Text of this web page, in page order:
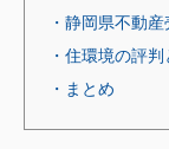
・静岡県不動
・住環境の評
・まとめ